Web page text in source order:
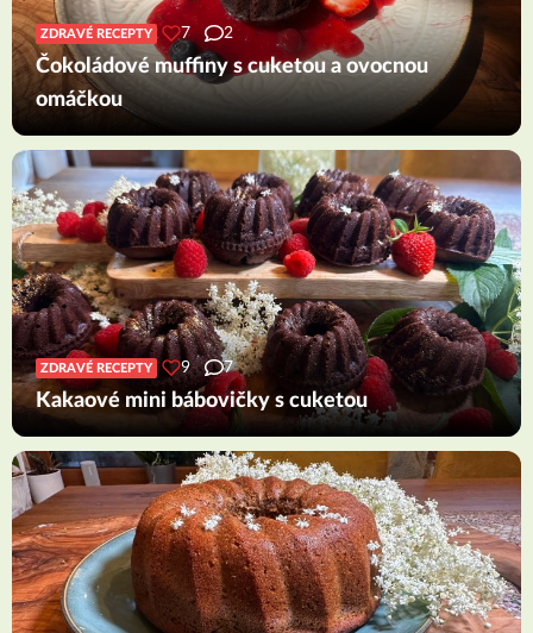
ZDRAVÉ RECEPTY 7 2
Čokoládové muffiny s cuketou a ovocnou
omáčkou
ZDRAVÉ RECEPTY 9 7
Kakaové mini bábovičky s cuketou